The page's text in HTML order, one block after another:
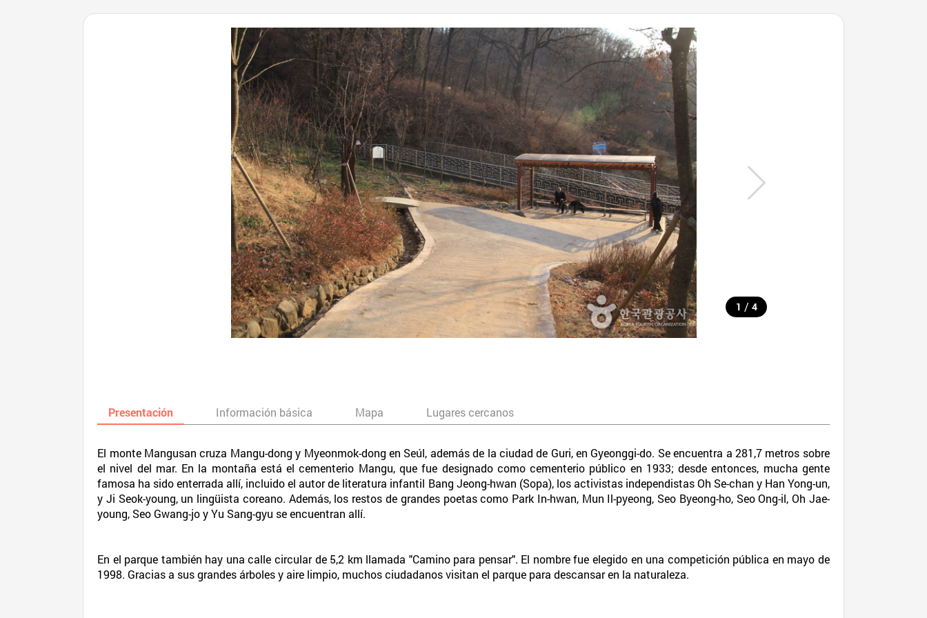
1 / 4
Presentación Información básica Mapa Lugares cercanos
El monte Mangusan cruza Mangu-dong y Myeonmok-dong en Seúl, además de la ciudad de Guri, en Gyeonggi-do. Se encuentra a 281,7 metros sobre
el nivel del mar. En la montaña está el cementerio Mangu, que fue designado como cementerio público en 1933; desde entonces, mucha gente
famosa ha sido enterrada allí, incluido el autor de literatura infantil Bang Jeong-hwan (Sopa), los activistas independistas Oh Se-chan y Han Yong-un,
y Ji Seok-young, un lingüista coreano. Además, los restos de grandes poetas como Park In-hwan, Mun Il-pyeong, Seo Byeong-ho, Seo Ong-il, Oh Jae-
young, Seo Gwang-jo y Yu Sang-gyu se encuentran allí.
En el parque también hay una calle circular de 5,2 km llamada "Camino para pensar". El nombre fue elegido en una competición pública en mayo de
1998. Gracias a sus grandes árboles y aire limpio, muchos ciudadanos visitan el parque para descansar en la naturaleza.